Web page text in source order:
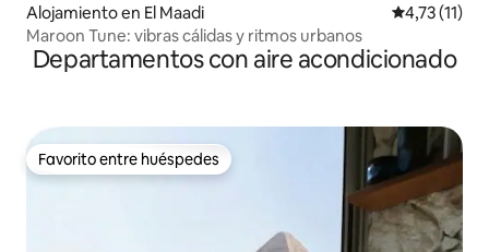
Alojamiento en El Maadi Calificación
4,73 (11)
Maroon Tune: vibras cálidas y ritmos urbanos
Departamentos con aire acondicionado
Favorito entre huéspedes
Favorito entre huéspedes